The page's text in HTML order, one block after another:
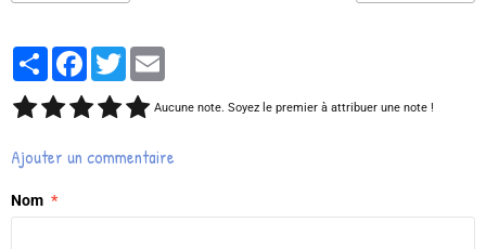
PartagerFacebook
Twitter
Aucune note. Soyez le premier à attribuer une note !
Ajouter un commentaire
Nom